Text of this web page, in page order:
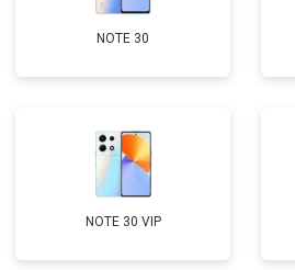
NOTE 30
NOTE 30 VIP